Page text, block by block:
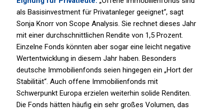
als Basisinvestment für Privatanleger geeignet“, sagt
Sonja Knorr von Scope Analysis. Sie rechnet dieses Jahr
mit einer durchschnittlichen Rendite von 1,5 Prozent.
Einzelne Fonds könnten aber sogar eine leicht negative
Wertentwicklung in diesem Jahr haben. Besonders
deutsche Immobilienfonds seien hingegen ein „Hort der
Stabilität“. Auch offene Immobilienfonds mit
Schwerpunkt Europa erzielen weiterhin solide Renditen.
Die Fonds hätten häufig ein sehr großes Volumen, das